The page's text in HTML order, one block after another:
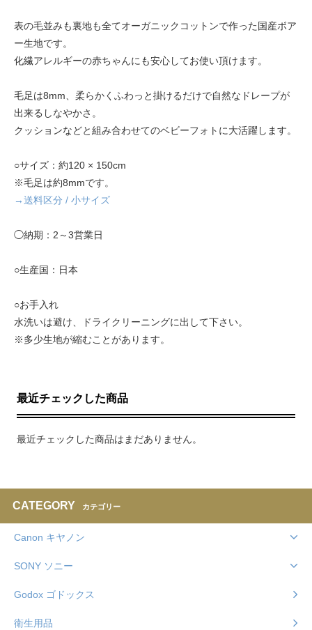
表の毛並みも裏地も全てオーガニックコットンで作った国産ボア
ー生地です。
化繊アレルギーの赤ちゃんにも安心してお使い頂けます。
毛足は8mm、柔らかくふわっと掛けるだけで自然なドレープが
出来るしなやかさ。
クッションなどと組み合わせてのベビーフォトに大活躍します。
○サイズ：約120 × 150cm
※毛足は約8mmです。
→送料区分 / 小サイズ
◯納期：2～3営業日
○生産国：日本
○お手入れ
水洗いは避け、ドライクリーニングに出して下さい。
※多少生地が縮むことがあります。
最近チェックした商品
最近チェックした商品はまだありません。
CATEGORY カテゴリー
Canon キヤノン
SONY ソニー
Godox ゴドックス
衛生用品